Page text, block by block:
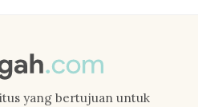
yang bertujuan untuk